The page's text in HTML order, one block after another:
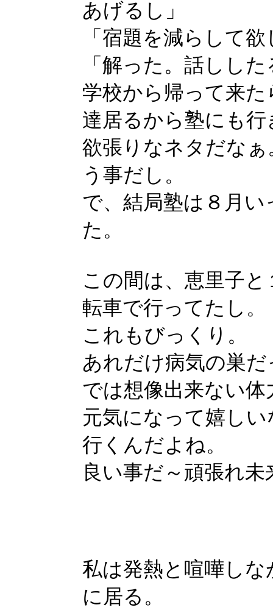
あげるし」
「宿題を減らして
「解った。話しし
学校から帰って来
達居るから塾にも行
欲張りなネタだな
う事だし。
で、結局塾は８月
た。
この間は、恵里子
転車で行ってたし。
これもびっくり。
あれだけ病気の巣
では想像出来ない
元気になって嬉し
行くんだよね。
良い事だ～頑張れ未
私は発熱と喧嘩し
に居る。